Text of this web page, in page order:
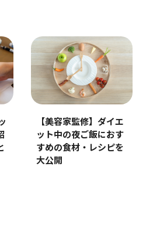
【美容家監修】ダイエ
ット中の夜ご飯におす
すめの食材・レシピを
大公開